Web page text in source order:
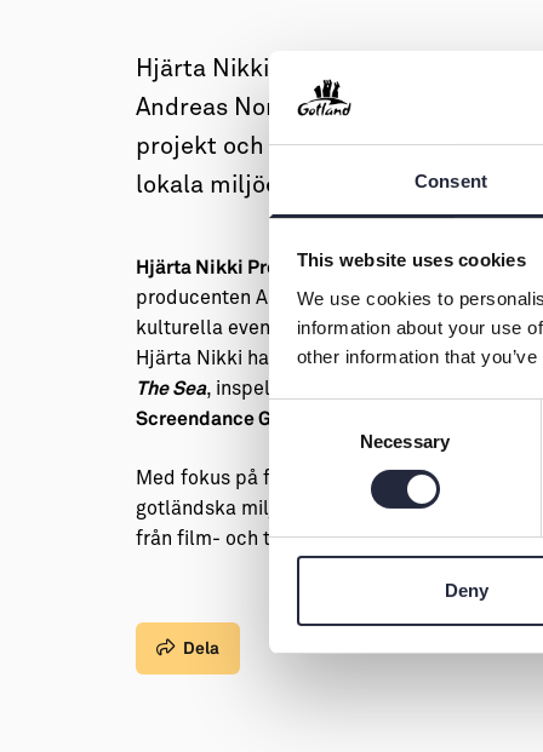
Consent
This website uses cookies
We use cookies to
information about your use
other information that
Consent
Necessary
Deny
Hjärta Nikki Produktion är ett
Andreas Nordblom. Bolaget
projekt och filmfestivalen Evolving
lokala miljöer och internationella
Hjärta Nikki Produktionär ett gotländskt
producenten Andreas Nordblom. Bolaget
kulturella evenemang med stark förankring
Hjärta Nikki har producerat prisvinnande
The Sea, inspelad på Fårö, samt den
Screendance Gotland
Med fokus på film, konst och nya
gotländska miljöer, internationella
från film- och tv-produktion med ett
Dela